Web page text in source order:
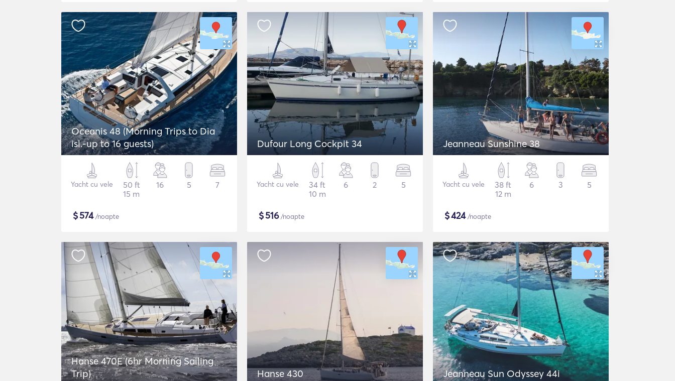
Oceanis 48 (Morning Trips to Dia
isl.-up to 16 guests)
Yacht cu vele
50 ft
15 m
16 5 7
$574/noapte
Dufour Long Cockpit 34
Yacht cu vele
34 ft
10 m
6 2 5
$516/noapte
Jeanneau Sunshine 38
Yacht cu vele
38 ft
12 m
6 3 5
$424/noapte
Hanse 470E (6hr Morning Sailing
Trip)
Hanse 430 Jeanneau Sun Odyssey 44i